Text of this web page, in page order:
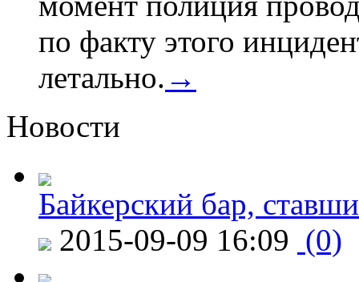
по факту этого
летально. →
Новости
Байкерский бар,
2015-09-09 16:09 (0)